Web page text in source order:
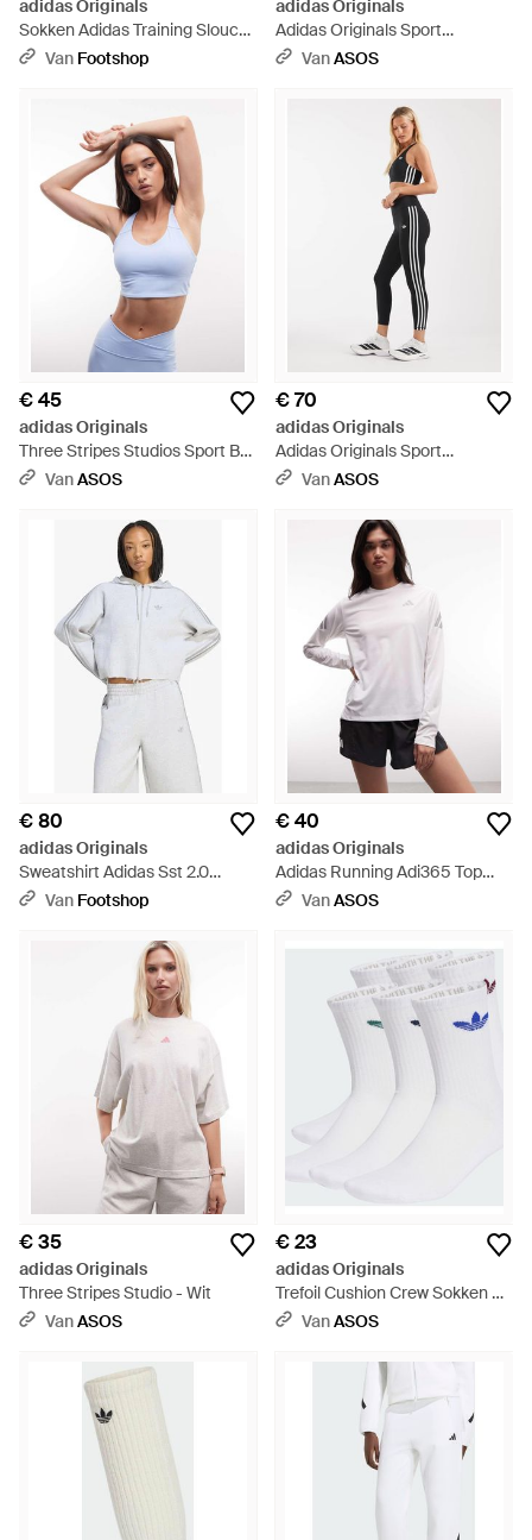
adidas Originals
Sokken Adidas Training Slouch
Socks - Wit
Van Footshop
adidas Originals
Adidas Originals Sport
Superstar Legging - Wit
VanASOS
€ 45
adidas Originals
Three Stripes Studios Sport Bh
Met Medium Support - Wit
VanASOS
€ 70
adidas Originals
Adidas Originals Sport
Superstar 7/8 Leggings - Wit
VanASOS
€ 80
adidas Originals
Sweatshirt Adidas Sst 2.0
Cropped Hoody Light Heather/
Van Footshop
€ 40
adidas Originals
Adidas Running Adi365 Top
Met Lange Mouwen En Drie
VanASOS
€ 35
adidas Originals
Three Stripes Studio - Wit
VanASOS
€ 23
adidas Originals
Trefoil Cushion Crew Sokken 6
Paar - Wit
VanASOS